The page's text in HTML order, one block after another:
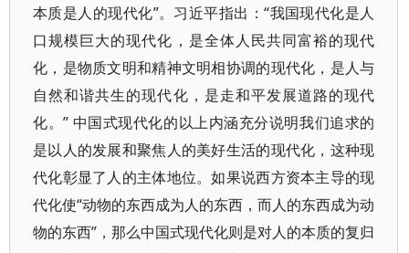
本质是人的现代化”。习近平指出：“我国现代化是人
口规模巨大的现代化，是全体人民共同富裕的现代
化，是物质文明和精神文明相协调的现代化，是人与
自然和谐共生的现代化，是走和平发展道路的现代
化。” 中国式现代化的以上内涵充分说明我们追求的
是以人的发展和聚焦人的美好生活的现代化，这种现
代化彰显了人的主体地位。如果说西方资本主导的现
代化使“动物的东西成为人的东西，而人的东西成为动
物的东西”，那么中国式现代化则是对人的本质的复归